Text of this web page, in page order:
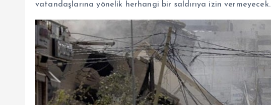
vatandaşlarına yönelik herhangi bir saldırıya izin vermeyecek.